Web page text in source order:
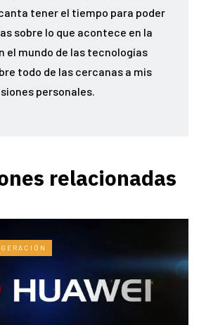
tener el tiempo para poder
sobre lo que acontece en la
el mundo de las tecnologías
todo de las cercanas a mis
personales.
relacionadas